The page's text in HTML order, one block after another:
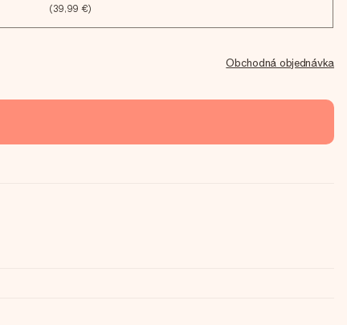
(39,99 €)
Obchodná objednávka